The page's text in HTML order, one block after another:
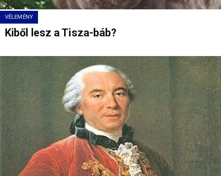
VÉLEMÉNY
Kiből lesz a Tisza-báb?